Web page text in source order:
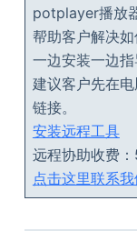
potplayer播放器
帮助客户解决
一边安装一边指
建议客户先在
链接。
安装远程工具
远程协助收费：
点击这里联系我